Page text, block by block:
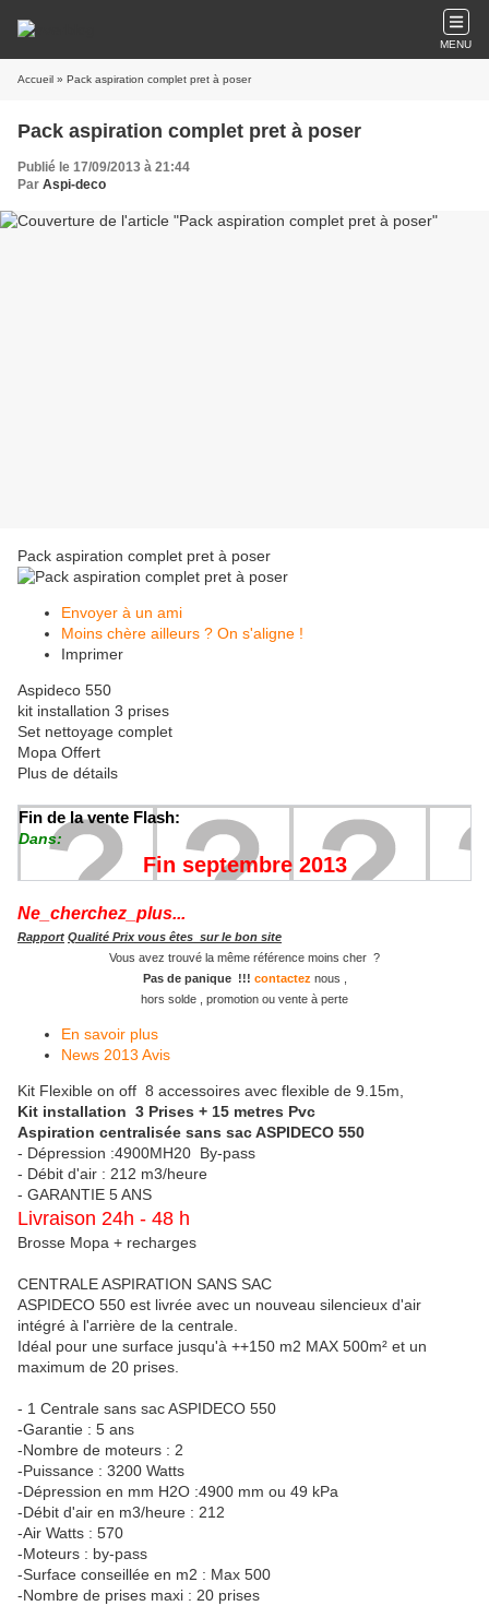
MENU
Accueil » Pack aspiration complet pret à poser
Pack aspiration complet pret à poser
Publié le 17/09/2013 à 21:44
Par Aspi-deco
Pack aspiration complet pret à poser
Envoyer à un ami
Moins chère ailleurs ? On s'aligne !
Imprimer
Aspideco 550
kit installation 3 prises
Set nettoyage complet
Mopa Offert
Plus de détails
Fin de la vente Flash:
Dans:
Fin septembre 2013
Ne_cherchez_plus...
Rapport Qualité Prix vous êtes sur le bon site
Vous avez trouvé la même référence moins cher ?
Pas de panique !!! contactez nous ,
hors solde , promotion ou vente à perte
En savoir plus
News 2013 Avis
Kit Flexible on off 8 accessoires avec flexible de 9.15m,
Kit installation 3 Prises + 15 metres Pvc
Aspiration centralisée sans sac ASPIDECO 550
- Dépression :4900MH20 By-pass
- Débit d'air : 212 m3/heure
- GARANTIE 5 ANS
Livraison 24h - 48 h
Brosse Mopa + recharges
CENTRALE ASPIRATION SANS SAC
ASPIDECO 550 est livrée avec un nouveau silencieux d'air
intégré à l'arrière de la centrale.
Idéal pour une surface jusqu'à ++150 m2 MAX 500m² et un
maximum de 20 prises.
- 1 Centrale sans sac ASPIDECO 550
-Garantie : 5 ans
-Nombre de moteurs : 2
-Puissance : 3200 Watts
-Dépression en mm H2O :4900 mm ou 49 kPa
-Débit d'air en m3/heure : 212
-Air Watts : 570
-Moteurs : by-pass
-Surface conseillée en m2 : Max 500
-Nombre de prises maxi : 20 prises